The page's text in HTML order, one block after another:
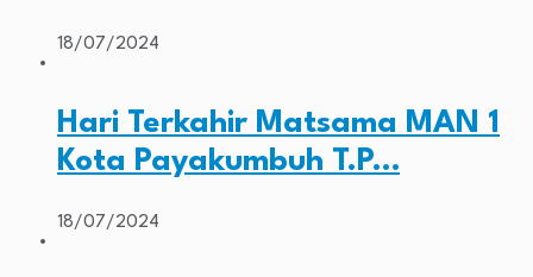
18/07/2024
Hari Terkahir Matsama MAN 1
Kota Payakumbuh T.P…
18/07/2024